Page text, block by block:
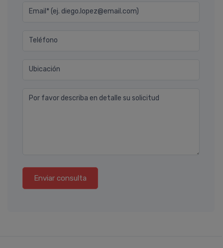
Email* (ej. diego.lopez@email.com)
Teléfono
Ubicación
Por favor describa en detalle su solicitud
Enviar consulta